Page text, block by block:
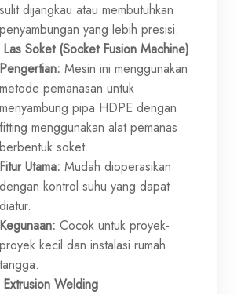
sulit dijangkau atau membutuhkan
penyambungan yang lebih presisi.
Soket (Socket Fusion Machine)
Pengertian: Mesin ini menggunakan
metode pemanasan untuk
menyambung pipa HDPE dengan
fitting menggunakan alat pemanas
berbentuk soket.
Fitur Utama: Mudah dioperasikan
dengan kontrol suhu yang dapat
diatur.
Kegunaan: Cocok untuk proyek-
proyek kecil dan instalasi rumah
tangga.
Welding